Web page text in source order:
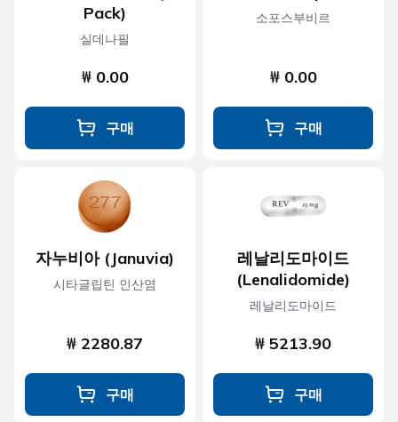
Pack)
실데나필
₩ 0.00
구매
소포스부비르
₩ 0.00
구매
자누비아 (Januvia)
시타글립틴 인산염
₩ 2280.87
구매
레날리도마이드
(Lenalidomide)
레날리도마이드
₩ 5213.90
구매